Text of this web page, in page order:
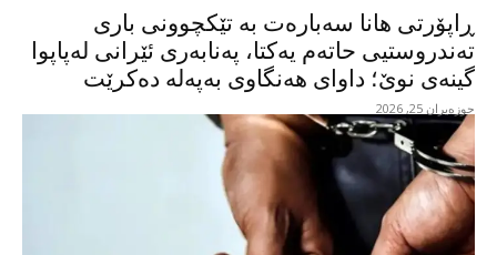
ڕاپۆرتی هانا سەبارەت بە تێکچوونی باری
تەندروستیی حاتەم یەکتا، پەنابەری ئێرانی لەپاپوا
گینەی نوێ؛ داوای هەنگاوی بەپەلە دەکرێت
حوزه‌یران 25, 2026